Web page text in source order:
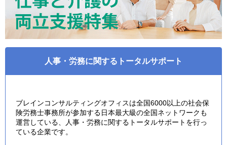
人事・労務に関するトータルサポート
ブレインコンサルティングオフィスは全国6000以上の社会保
険労務士事務所が参加する日本最大級の全国ネットワークも
運営している、人事・労務に関するトータルサポートを行っ
ている企業です。